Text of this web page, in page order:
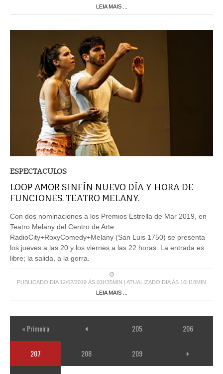
LEIA MAIS ...
ESPECTACULOS
LOOP AMOR SINFÍN NUEVO DÍA Y HORA DE
FUNCIONES. TEATRO MELANY.
Con dos nominaciones a los Premios Estrella de Mar 2019, en
Teatro Melany del Centro de Arte
RadioCity+RoxyComedy+Melany (San Luis 1750) se presenta
los jueves a las 20 y los viernes a las 22 horas. La entrada es
libre; la salida, a la gorra.
PUBLICADO DIA 12/02/2019 ÀS 03H35MIN | ATUALIZADO DIA ÀS 16H18MIN
LEIA MAIS ...
« Primeira 205 206
207 208 209